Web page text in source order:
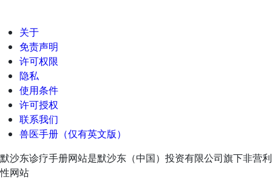
关于
免责声明
许可权限
隐私
使用条件
许可授权
联系我们
兽医手册（仅有英文版）
默沙东诊疗手册网站是默沙东（中国）投资有限公司旗下非营利
性网站